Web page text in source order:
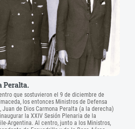
Peralta.
que sostuvieron el 9 de diciembre de
los entonces Ministros de Defensa
Juan de Dios Carmona Peralta (a la derecha)
la XXIV Sesión Plenaria de la
Argentina. Al centro, junto a los Ministros,